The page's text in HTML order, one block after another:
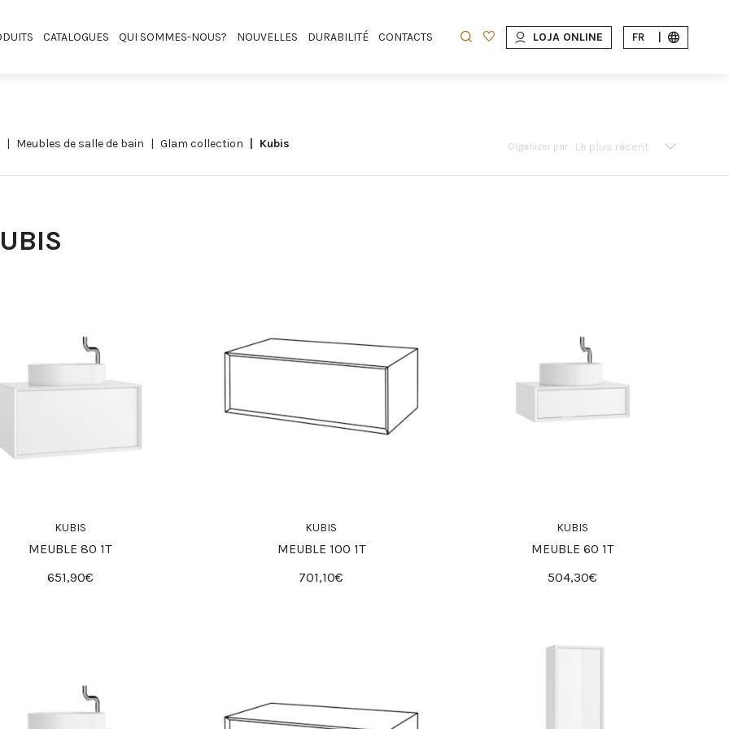
CATALOGUES QUI SOMMES-NOUS? NOUVELLES DURABILITÉ CONTACTS LOJA ONLINE FR
meubles de salle de bain glam collection kubis Organizer par Le plus récent
KUBIS
MEUBLE 80 1T
651,90€
KUBIS
MEUBLE 100 1T
701,10€
KUBIS
MEUBLE 60 1T
504,30€